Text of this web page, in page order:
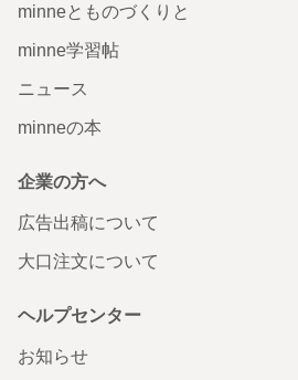
minneとものづくりと
minne学習帖
ニュース
minneの本
企業の方へ
広告出稿について
大口注文について
ヘルプセンター
お知らせ